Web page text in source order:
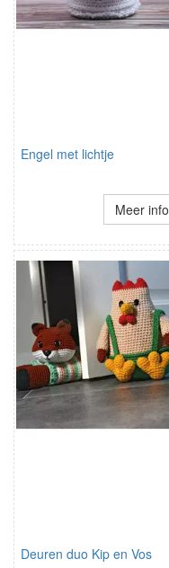
Engel met lichtje
Meer info
Deuren duo Kip en Vos